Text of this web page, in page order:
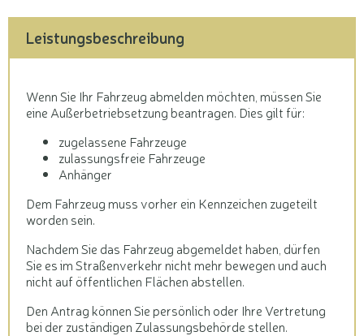
Leistungsbeschreibung
Wenn Sie Ihr Fahrzeug abmelden möchten, müssen Sie
eine Außerbetriebsetzung beantragen. Dies gilt für:
zugelassene Fahrzeuge
zulassungsfreie Fahrzeuge
Anhänger
Dem Fahrzeug muss vorher ein Kennzeichen zugeteilt
worden sein.
Nachdem Sie das Fahrzeug abgemeldet haben, dürfen
Sie es im Straßenverkehr nicht mehr bewegen und auch
nicht auf öffentlichen Flächen abstellen.
Den Antrag können Sie persönlich oder Ihre Vertretung
bei der zuständigen Zulassungsbehörde stellen.